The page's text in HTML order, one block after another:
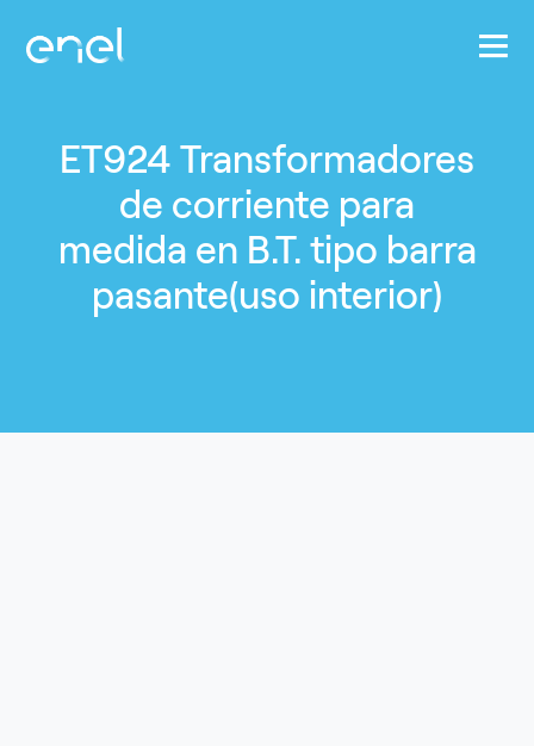
ET924 Transformadores
de corriente para
medida en B.T. tipo barra
pasante(uso interior)